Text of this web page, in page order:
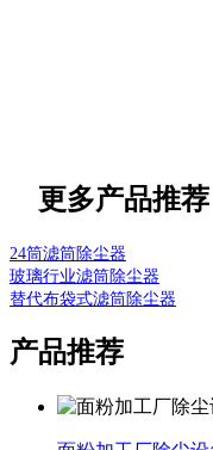
更多产品推荐
24筒滤筒除尘器
玻璃行业滤筒除尘器
替代布袋式滤筒除尘器
产品推荐